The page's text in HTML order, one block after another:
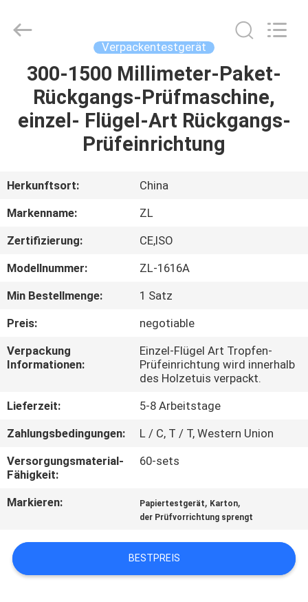
HAUS
PRODUKTE
ÜBER
FABRIK-
AUSFLUG
QUALITÄTSKONTROLLE
SIE
MIT
UNS
IN
VERBINDUNG
NACHRICHTEN
Ltd..
Verpackentestgerät
300-1500 Millimeter-Paket-
Rückgangs-Prüfmaschine,
einzel- Flügel-Art Rückgangs-
Prüfeinrichtung
Herkunftsort:
China
Markenname:
ZL
Zertifizierung:
CE,ISO
Modellnummer:
ZL-1616A
Min Bestellmenge:
1 Satz
Preis:
negotiable
Verpackung
Informationen:
Einzel-Flügel Art Tropfen-
Prüfeinrichtung wird innerhalb
des Holzetuis verpackt.
Lieferzeit:
5-8 Arbeitstage
Zahlungsbedingungen:
L / C, T / T, Western Union
Versorgungsmaterial-
Fähigkeit:
60-sets
Markieren: Papiertestgerät, Karton,
der Prüfvorrichtung sprengt
BESTPREIS